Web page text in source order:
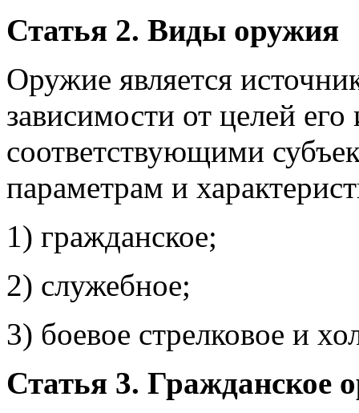
Статья 2. Виды оружия
Оружие является
зависимости от целей его
соответствующими
параметрам и
1) гражданское;
2) служебное;
3) боевое стрелковое и
Статья 3. Гражданское